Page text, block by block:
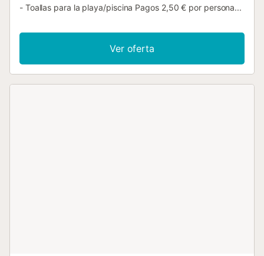
- Toallas para la playa/piscina Pagos 2,50 € por persona...
Ver oferta